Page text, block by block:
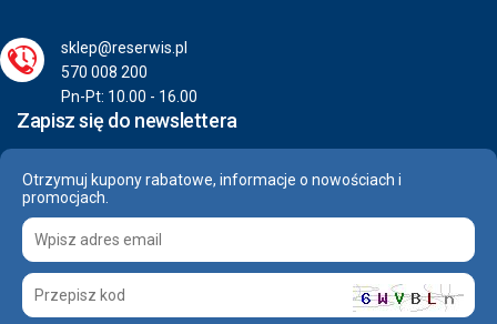
sklep@reserwis.pl
570 008 200
Pn-Pt: 10.00 - 16.00
Zapisz się do newslettera
Otrzymuj kupony rabatowe, informacje o nowościach i
promocjach.